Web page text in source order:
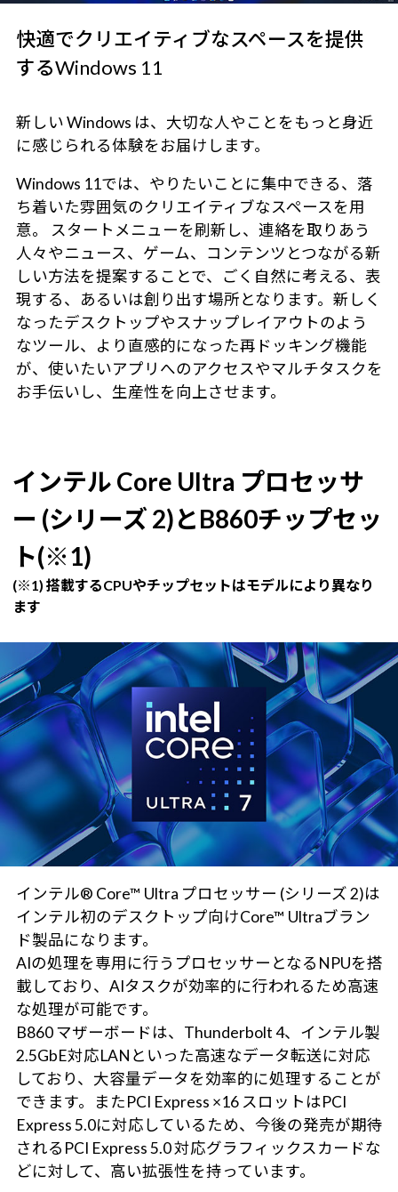
快適でクリエイティブなスペースを提供
するWindows 11
新しい Windows は、大切な人やことをもっと身近
に感じられる体験をお届けします。
Windows 11では、やりたいことに集中できる、落
ち着いた雰囲気のクリエイティブなスペースを用
意。 スタートメニューを刷新し、連絡を取りあう
人々やニュース、ゲーム、コンテンツとつながる新
しい方法を提案することで、ごく自然に考える、表
現する、あるいは創り出す場所となります。新しく
なったデスクトップやスナップレイアウトのよう
なツール、より直感的になった再ドッキング機能
が、使いたいアプリへのアクセスやマルチタスクを
お手伝いし、生産性を向上させます。
インテル Core Ultra プロセッサ
ー (シリーズ 2)とB860チップセッ
ト(※1)
(※1) 搭載するCPUやチップセットはモデルにより異なり
ます
インテル® Core™ Ultra プロセッサー (シリーズ 2)は
インテル初のデスクトップ向けCore™ Ultraブラン
ド製品になります。
AIの処理を専用に行うプロセッサーとなるNPUを搭
載しており、AIタスクが効率的に行われるため高速
な処理が可能です。
B860 マザーボードは、Thunderbolt 4、インテル製
2.5GbE対応LANといった高速なデータ転送に対応
しており、大容量データを効率的に処理することが
できます。またPCI Express ×16 スロットはPCI
Express 5.0に対応しているため、今後の発売が期待
されるPCI Express 5.0 対応グラフィックスカードな
どに対して、高い拡張性を持っています。